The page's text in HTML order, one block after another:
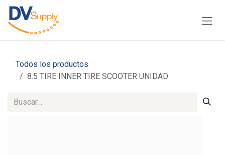
Ir al contenido
Todos los productos
8.5 TIRE INNER TIRE SCOOTER UNIDAD